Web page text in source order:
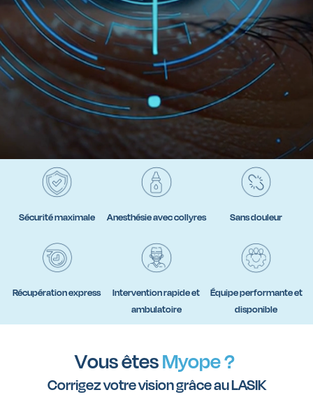
Sécurité maximale Anesthésie avec collyres Sans douleur
Récupération express
Intervention rapide et
ambulatoire
Équipe performante et
disponible
Vous êtesMyope ?
Corrigez votre vision grâce au LASIK